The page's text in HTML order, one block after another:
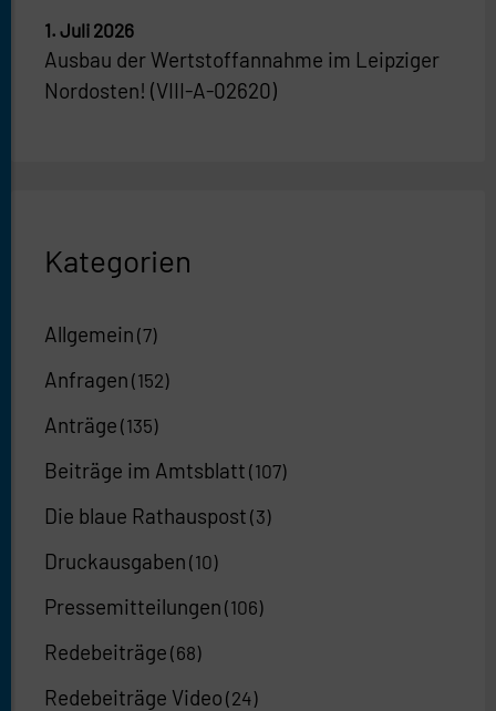
Ausbau der Wertstoffannahme im Leipziger
Nordosten! (VIII-A-02620)
1. Juli 2026
Kategorien
Allgemein (7)
Anfragen (152)
Anträge (135)
Beiträge im Amtsblatt (107)
Die blaue Rathauspost (3)
Druckausgaben (10)
Pressemitteilungen (106)
Redebeiträge (68)
Redebeiträge Video (24)